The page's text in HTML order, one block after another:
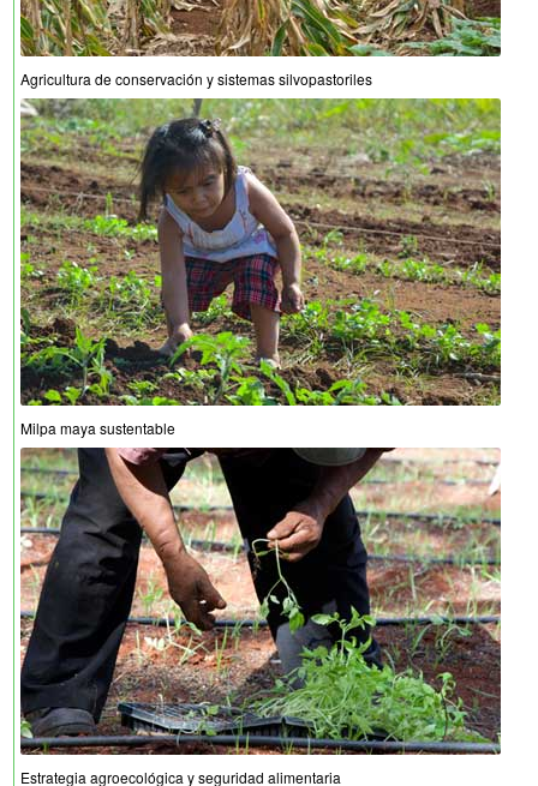
Agricultura de conservación y sistemas silvopastoriles
Milpa maya sustentable
Estrategia agroecológica y seguridad alimentaria